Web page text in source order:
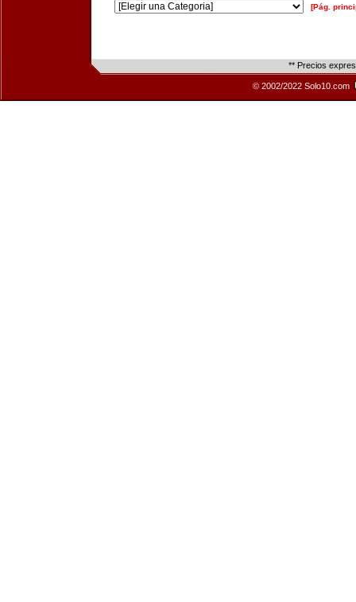
[Pág.
** Precios
© 2002/2022 Solo10.com